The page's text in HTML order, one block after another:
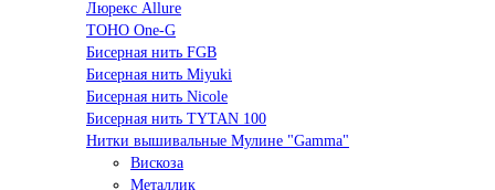
Люрекс Аllure
TOHO One-G
Бисерная нить FGB
Бисерная нить Miyuki
Бисерная нить Nicole
Бисерная нить TYTAN 100
Нитки вышивальные Мулине "Gamma"
Вискоза
Металлик